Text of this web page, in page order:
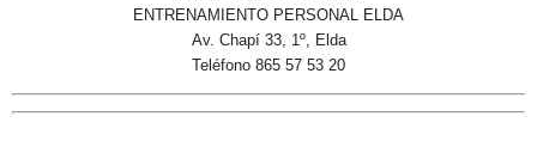
ENTRENAMIENTO PERSONAL ELDA
Av. Chapí 33, 1º, Elda
Teléfono 865 57 53 20